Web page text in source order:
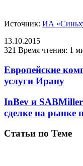
Источник: ИА
13.10.2015
321 Время чтения: 1
Европейские
услуги Ирану
InBev и
сделке на рынке
Статьи по Теме